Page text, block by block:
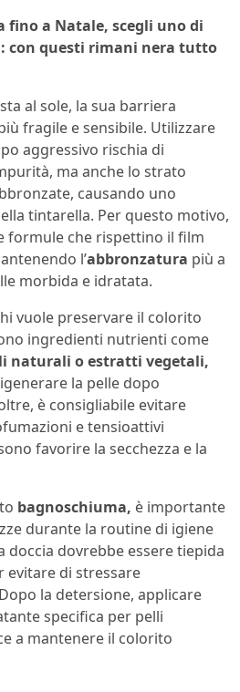
fino a Natale, scegli uno di
con questi rimani nera tutto
al sole, la sua barriera
fragile e sensibile. Utilizzare
aggressivo rischia di
ma anche lo strato
causando uno
tintarella. Per questo motivo,
formule che rispettino il film
l’abbronzatura più a
morbida e idratata.
vuole preservare il colorito
ingredienti nutrienti come
naturali o estratti vegetali,
la pelle dopo
è consigliabile evitare
e tensioattivi
favorire la secchezza e la
bagnoschiuma, è importante
durante la routine di igiene
doccia dovrebbe essere tiepida
evitare di stressare
la detersione, applicare
specifica per pelli
a mantenere il colorito